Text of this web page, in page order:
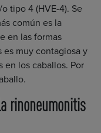
tipo 4 (HVE-4). Se
común es la
en las formas
es muy contagiosa y
en los caballos. Por
rinoneumonitis